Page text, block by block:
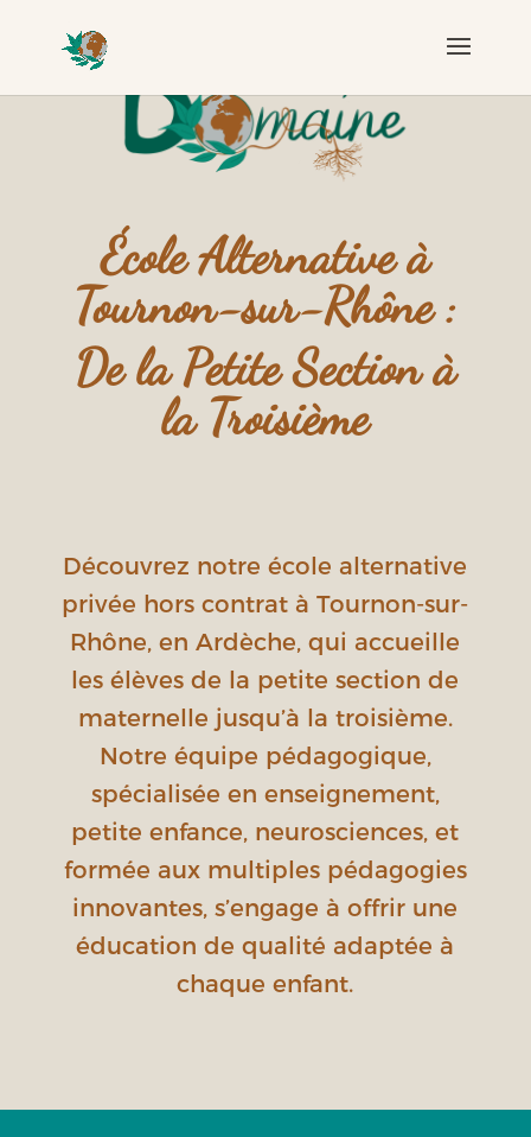
École Alternative à
Tournon-sur-Rhône :
De la Petite Section à
la Troisième
Découvrez notre école alternative
privée hors contrat à Tournon-sur-
Rhône, en Ardèche, qui accueille
les élèves de la petite section de
maternelle jusqu’à la troisième.
Notre équipe pédagogique,
spécialisée en enseignement,
petite enfance, neurosciences, et
formée aux multiples pédagogies
innovantes, s’engage à offrir une
éducation de qualité adaptée à
chaque enfant.